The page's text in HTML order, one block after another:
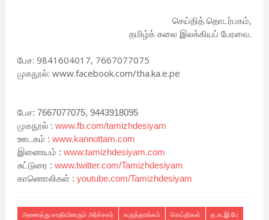
செய்தித் தொடர்பகம்,
தமிழ்க் கலை இலக்கியப் பேரவை.
பேச: 9841604017, 7667077075
முகநூல்: www.facebook.com/tha.ka.e.pe
பேச: 7667077075, 9443918095
முகநூல் : www.fb.com/tamizhdesiyam
ஊடகம் : www.kannottam.com
இணையம் : www.tamizhdesiyam.com
சுட்டுரை : www.twitter.com/Tamizhdesiyam
காணொலிகள் : youtube.com/Tamizhdesiyam
அனைத்து சாதியினரும் அர்ச்சகர் கருத்தரங்கம் செய்திகள்
த.க.இ.பே